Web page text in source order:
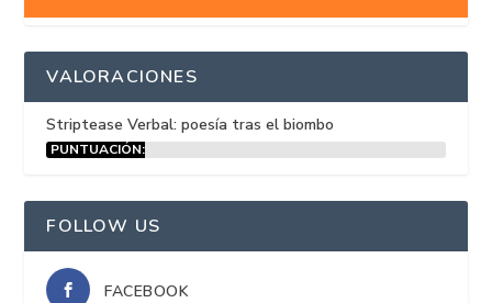
VALORACIONES
Striptease Verbal: poesía tras el biombo
PUNTUACIÓN:
FOLLOW US
FACEBOOK